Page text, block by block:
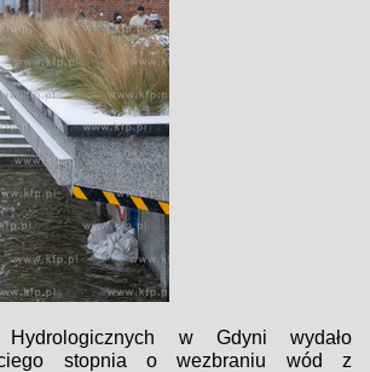
w Gdyni wydało
stopnia o wezbraniu wód z